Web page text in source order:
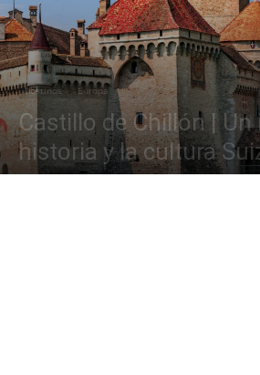
Destinos Europa
Castillo de Chillón | Un
historia y la cultura